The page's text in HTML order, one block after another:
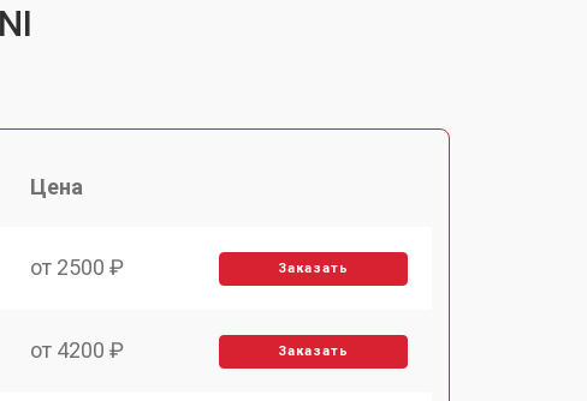
Цена
от 2500 ₽ Заказать
от 4200 ₽ Заказать